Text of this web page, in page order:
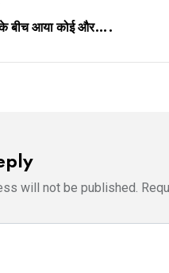
के बीच आया कोई और….
will not be published.